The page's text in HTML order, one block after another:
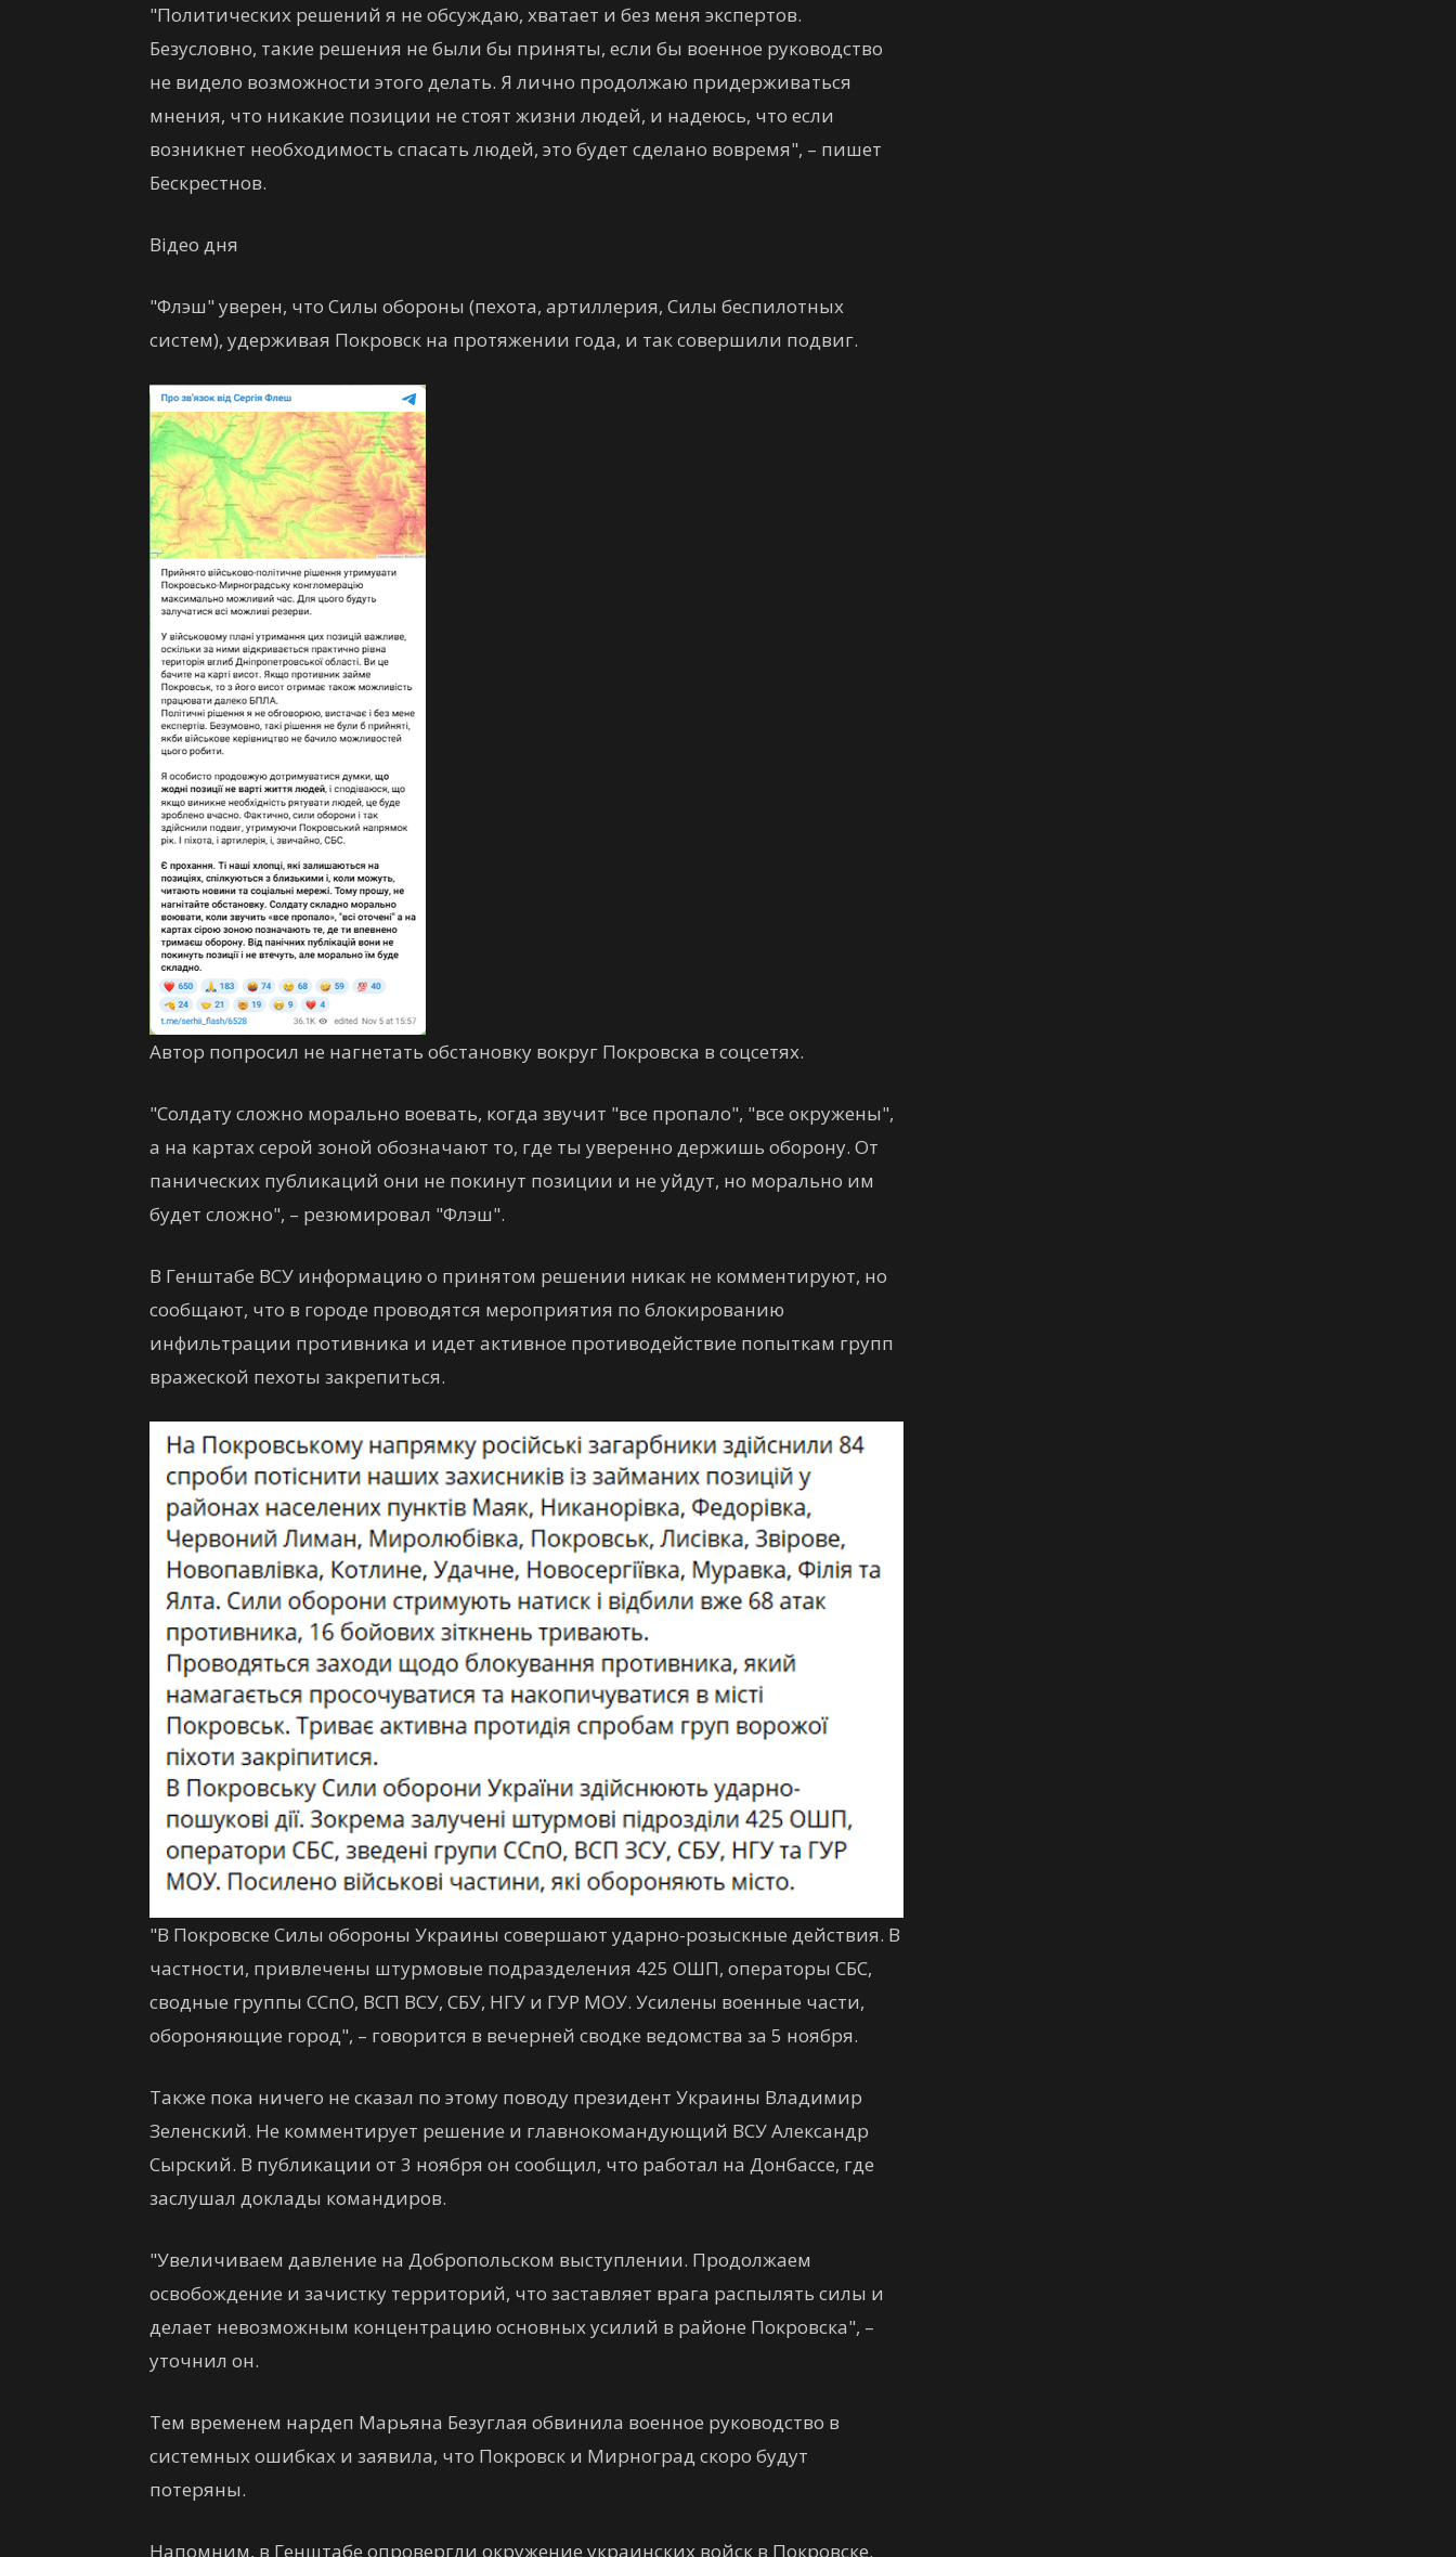
"Политических решений я не обсуждаю, хватает и без меня экспертов.
Безусловно, такие решения не были бы приняты, если бы военное руководство
не видело возможности этого делать. Я лично продолжаю придерживаться
мнения, что никакие позиции не стоят жизни людей, и надеюсь, что если
возникнет необходимость спасать людей, это будет сделано вовремя", – пишет
Бескрестнов.
Відео дня
"Флэш" уверен, что Силы обороны (пехота, артиллерия, Силы беспилотных
систем), удерживая Покровск на протяжении года, и так совершили подвиг.
Автор попросил не нагнетать обстановку вокруг Покровска в соцсетях.
"Солдату сложно морально воевать, когда звучит "все пропало", "все окружены",
а на картах серой зоной обозначают то, где ты уверенно держишь оборону. От
панических публикаций они не покинут позиции и не уйдут, но морально им
будет сложно", – резюмировал "Флэш".
В Генштабе ВСУ информацию о принятом решении никак не комментируют, но
сообщают, что в городе проводятся мероприятия по блокированию
инфильтрации противника и идет активное противодействие попыткам групп
вражеской пехоты закрепиться.
"В Покровске Силы обороны Украины совершают ударно-розыскные действия. В
частности, привлечены штурмовые подразделения 425 ОШП, операторы СБС,
сводные группы ССпО, ВСП ВСУ, СБУ, НГУ и ГУР МОУ. Усилены военные части,
обороняющие город", – говорится в вечерней сводке ведомства за 5 ноября.
Также пока ничего не сказал по этому поводу президент Украины Владимир
Зеленский. Не комментирует решение и главнокомандующий ВСУ Александр
Сырский. В публикации от 3 ноября он сообщил, что работал на Донбассе, где
заслушал доклады командиров.
"Увеличиваем давление на Добропольском выступлении. Продолжаем
освобождение и зачистку территорий, что заставляет врага распылять силы и
делает невозможным концентрацию основных усилий в районе Покровска", –
уточнил он.
Тем временем нардеп Марьяна Безуглая обвинила военное руководство в
системных ошибках и заявила, что Покровск и Мирноград скоро будут
потеряны.
Напомним, в Генштабе опровергли окружение украинских войск в Покровске.